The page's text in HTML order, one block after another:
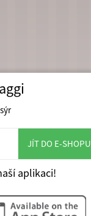
JÍT DO E-SHOPU
aplikaci!